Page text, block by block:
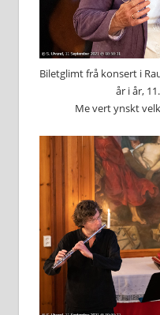
Biletglimt frå konsert i
år i år,
Me vert ynskt